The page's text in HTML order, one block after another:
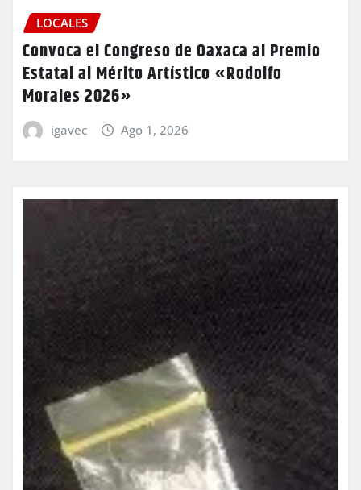
LOCALES
Convoca el Congreso de Oaxaca al Premio
Estatal al Mérito Artístico «Rodolfo
Morales 2026»
igavec Ago 1, 2026